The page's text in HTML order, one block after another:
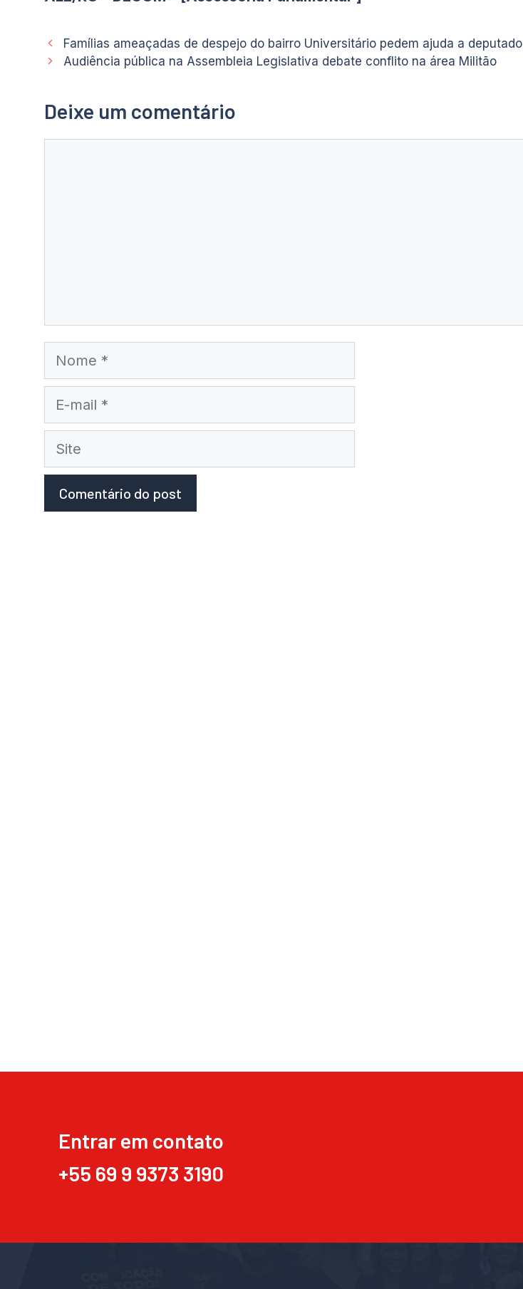
Famílias ameaçadas de despejo do bairro Universitário pedem ajuda a deputado
Audiência pública na Assembleia Legislativa debate conflito na área Militão
Deixe um comentário
Nome
E-
mail
Site
Entrar em contato
+55 69 9 9373 3190